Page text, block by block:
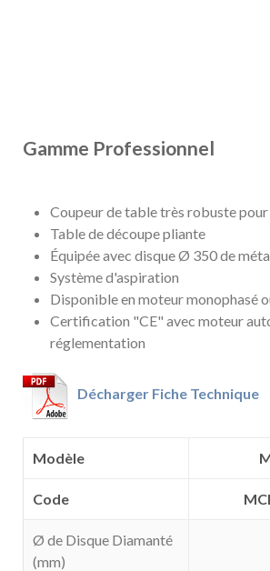
Gamme Professionnel
Coupeur de table très robuste
Table de découpe pliante
Équipée avec disque Ø 350 de
Système d'aspiration
Disponible en moteur monophasé
Certification "CE" avec moteur
réglementation
Décharger Fiche Technique
Modèle
Code
Ø de Disque Diamanté
(mm)